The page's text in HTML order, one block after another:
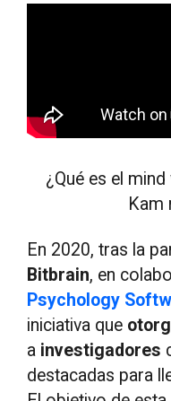
¿Qué es el
Kam
En 2020, tras la
Bitbrain, en
Psychology
iniciativa que
a investigadores
destacadas para